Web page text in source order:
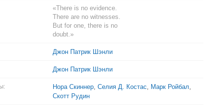
«There is no evidence.
There are no witnesses.
But for one, there is no
doubt.»
Джон Патрик Шэнли
Джон Патрик Шэнли
Нора Скиннер, Селия Д. Костас, Марк Ройбал,
Скотт Рудин